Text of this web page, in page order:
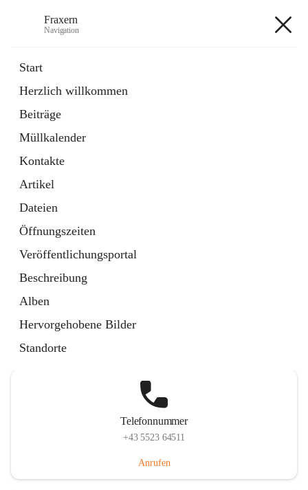
Fraxern
Navigation
Start
Herzlich willkommen
Beiträge
Müllkalender
Kontakte
Artikel
Dateien
Öffnungszeiten
Veröffentlichungsportal
Beschreibung
Alben
Hervorgehobene Bilder
Standorte
Ordner
in
Tab
Formulare
Artikel
öffnet
in
neuem
Tab
Telefonnummer
+43 5523 64511
Anrufen